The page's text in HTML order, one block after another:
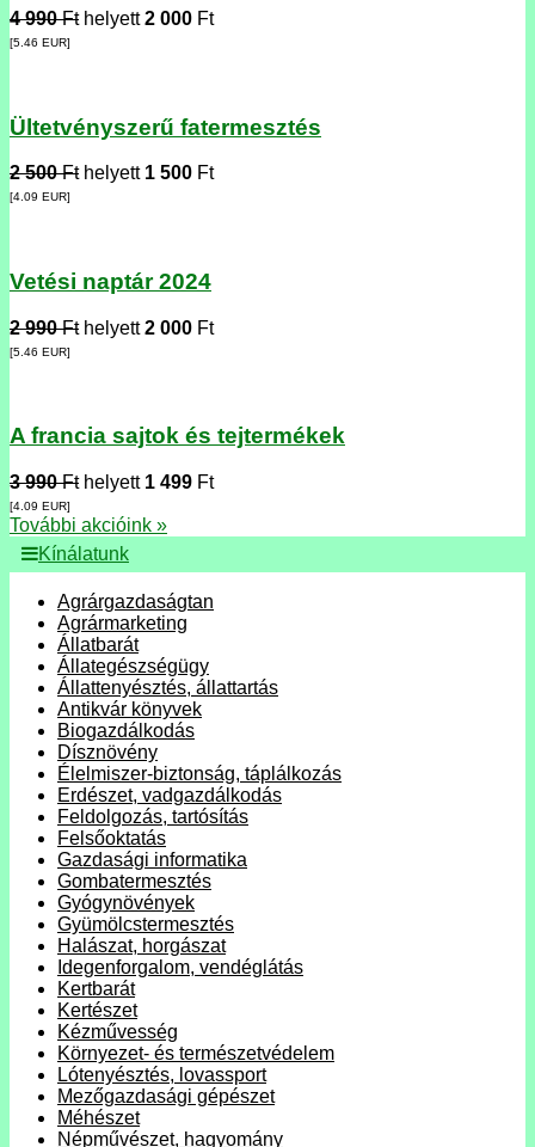
4 990 Fthelyett2 000 Ft
[5.46 EUR]
Ültetvényszerű fatermesztés
2 500 Fthelyett 1 500 Ft
[4.09 EUR]
Vetési naptár 2024
2 990 Fthelyett2 000 Ft
[5.46 EUR]
A francia sajtok és tejtermékek
3 990 Fthelyett 1 499 Ft
[4.09 EUR]
További akcióink »
Kínálatunk
Agrárgazdaságtan
Agrármarketing
Állatbarát
Állategészségügy
Állattenyésztés, állattartás
Antikvár könyvek
Biogazdálkodás
Dísznövény
Élelmiszer-biztonság, táplálkozás
Erdészet, vadgazdálkodás
Feldolgozás, tartósítás
Felsőoktatás
Gazdasági informatika
Gombatermesztés
Gyógynövények
Gyümölcstermesztés
Halászat, horgászat
Idegenforgalom, vendéglátás
Kertbarát
Kertészet
Kézművesség
Környezet- és természetvédelem
Lótenyésztés, lovassport
Mezőgazdasági gépészet
Méhészet
Népművészet, hagyomány